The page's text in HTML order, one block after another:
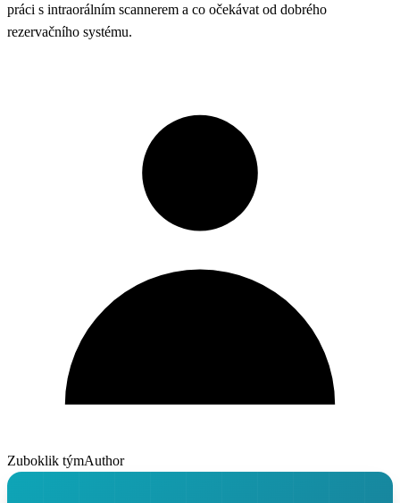
práci s intraorálním scannerem a co očekávat od dobrého
rezervačního systému.
Zuboklik týmAuthor